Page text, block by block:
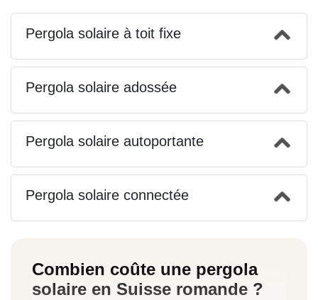
Pergola solaire à toit fixe
Pergola solaire adossée
Pergola solaire autoportante
Pergola solaire connectée
Combien coûte une pergola
solaire en Suisse romande ?